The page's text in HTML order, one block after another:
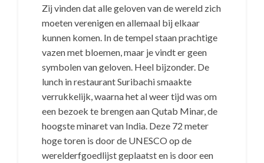
Zij vinden dat alle geloven van de wereld zich
moeten verenigen en allemaal bij elkaar
kunnen komen. In de tempel staan prachtige
vazen met bloemen, maar je vindt er geen
symbolen van geloven. Heel bijzonder. De
lunch in restaurant Suribachi smaakte
verrukkelijk, waarna het al weer tijd was om
een bezoek te brengen aan Qutab Minar, de
hoogste minaret van India. Deze 72 meter
hoge toren is door de UNESCO op de
werelderfgoedlijst geplaatst en is door een